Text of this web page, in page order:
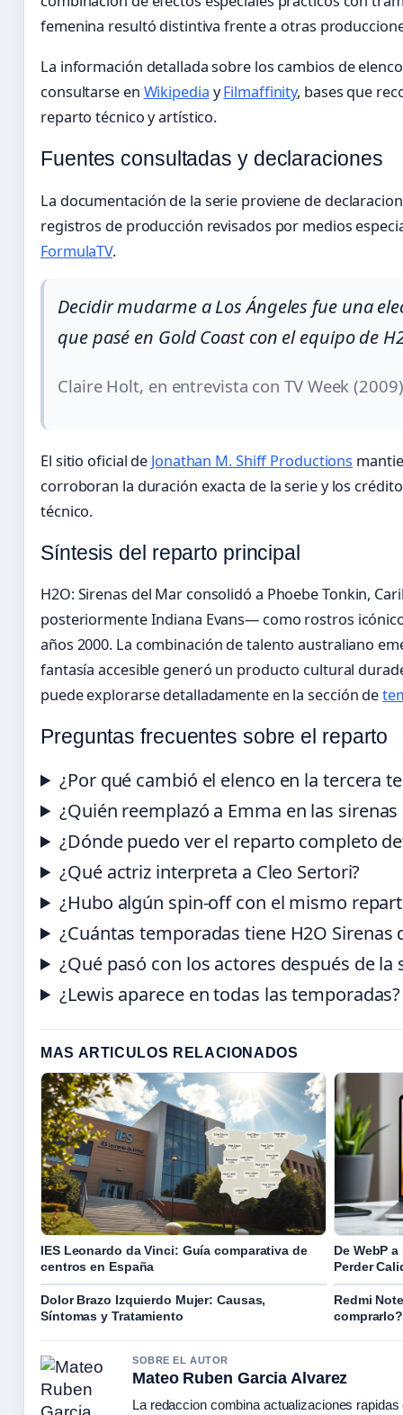
femenina resultó distintiva frente a otras
La información detallada sobre los cambios de
consultarse en Wikipedia yFilmaffinity, bases que
reparto técnico y artístico.
Fuentes consultadas y declaraciones
La documentación de la serie proviene de
registros de producción revisados por medios
FormulaTV.
Decidir mudarme a Los Ángeles fue una
que pasé en Gold Coast con el equipo de
Claire Holt, en entrevista con TV Week (2009)
El sitio oficial de Jonathan M. Shiff Productions
corroboran la duración exacta de la serie y los
técnico.
Síntesis del reparto principal
H2O: Sirenas del Mar consolidó a Phoebe Tonkin,
posteriormente Indiana Evans— como rostros
años 2000. La combinación de talento australiano
fantasía accesible generó un producto cultural
puede explorarse detalladamente en la sección de
Preguntas frecuentes sobre el reparto
¿Por qué cambió el elenco en la tercera
¿Quién reemplazó a Emma en las
¿Dónde puedo ver el reparto completo
¿Qué actriz interpreta a Cleo Sertori?
¿Hubo algún spin-off con el mismo
¿Cuántas temporadas tiene H2O Sirenas
¿Qué pasó con los actores después de la
¿Lewis aparece en todas las temporadas?
MAS ARTICULOS RELACIONADOS
IES Leonardo da Vinci: Guía comparativa de
centros en España
De WebP
Perder
Dolor Brazo Izquierdo Mujer: Causas,
Síntomas y Tratamiento
Redmi
SOBRE EL AUTOR
Mateo Ruben Garcia Alvarez
La redaccion combina actualizaciones